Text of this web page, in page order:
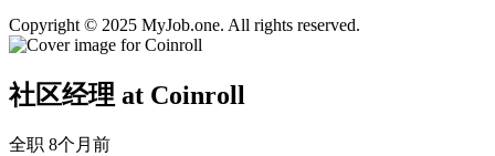
Copyright © 2025 MyJob.one. All rights reserved.
社区经理 at Coinroll
全职 8个月前